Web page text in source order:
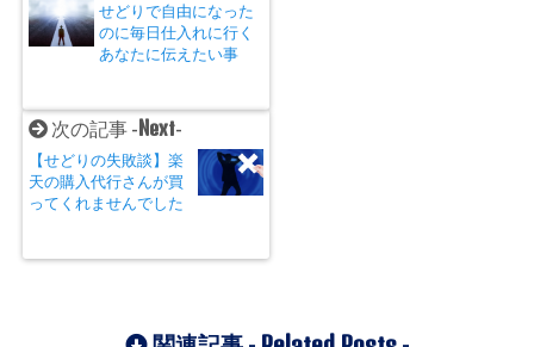
せどりで自由になった
のに毎日仕入れに行く
あなたに伝えたい事
次の記事 - Next-
【せどりの失敗談】楽
天の購入代行さんが買
ってくれませんでした